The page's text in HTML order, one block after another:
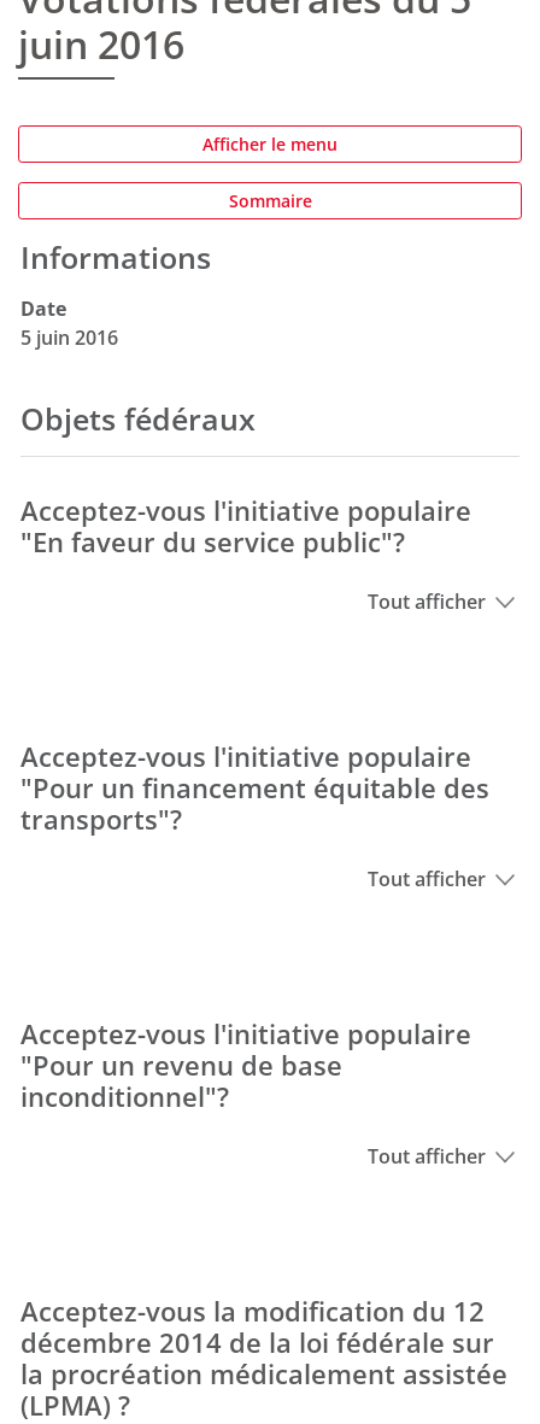
juin 2016
Afficher le menu
Sommaire
Informations
Date
5 juin 2016
Objets fédéraux
Acceptez-vous l'initiative populaire
"En faveur du service public"?
Tout afficher
Acceptez-vous l'initiative populaire
"Pour un financement équitable des
transports"?
Tout afficher
Acceptez-vous l'initiative populaire
"Pour un revenu de base
inconditionnel"?
Tout afficher
Acceptez-vous la modification du 12
décembre 2014 de la loi fédérale sur
la procréation médicalement assistée
(LPMA) ?